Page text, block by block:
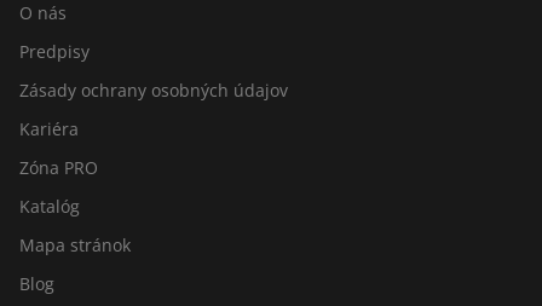
O nás
Predpisy
Zásady ochrany osobných údajov
Kariéra
Zóna PRO
Katalóg
Mapa stránok
Blog